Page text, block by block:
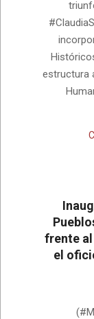
estructura
frente
el